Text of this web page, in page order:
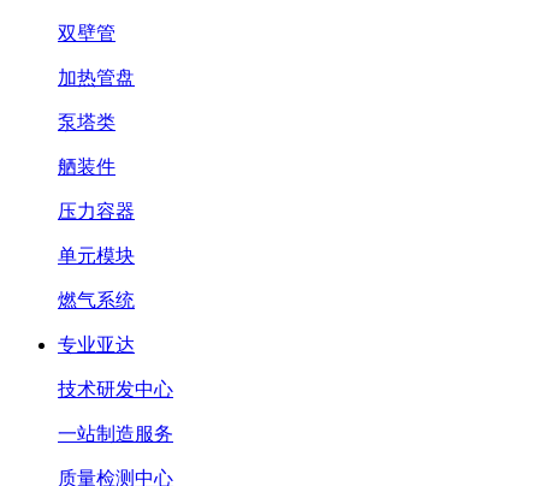
双壁管
加热管盘
泵塔类
舾装件
压力容器
单元模块
燃气系统
专业亚达
技术研发中心
一站制造服务
质量检测中心